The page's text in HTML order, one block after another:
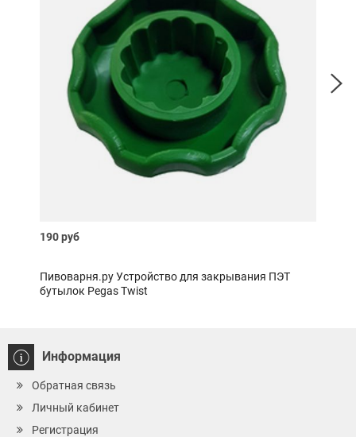
190 руб
Пивоварня.ру Устройство для закрывания ПЭТ
бутылок Pegas Twist
Информация
Обратная связь
Личный кабинет
Регистрация